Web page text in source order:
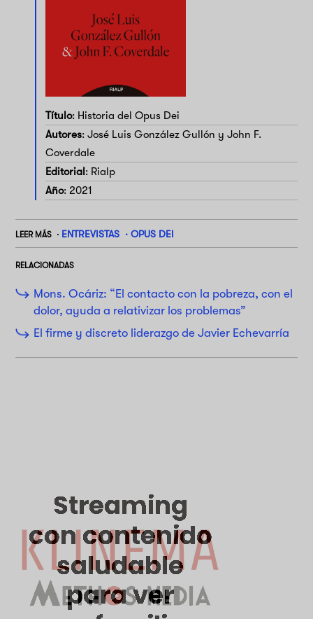
Título: Historia del Opus Dei
Autores: José Luis González Gullón y John F.
Coverdale
Editorial: Rialp
Año: 2021
LEER MÁS ENTREVISTAS OPUS DEI
RELACIONADAS
Mons. Ocáriz: “El contacto con la pobreza, con el
dolor, ayuda a relativizar los problemas”
El firme y discreto liderazgo de Javier Echevarría